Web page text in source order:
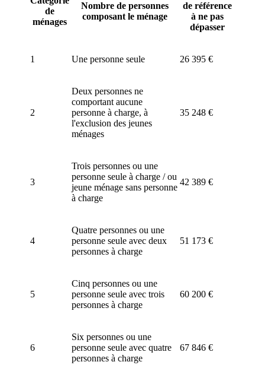
de
ménages
Nombre de personnes
composant le ménage
de référence
à ne pas
dépasser
1 Une personne seule 26 395 €
2
Deux personnes ne
comportant aucune
personne à charge, à
l'exclusion des jeunes
ménages
35 248 €
3
Trois personnes ou une
personne seule à charge / ou
jeune ménage sans personne
à charge
42 389 €
4
Quatre personnes ou une
personne seule avec deux
personnes à charge
51 173 €
5
Cinq personnes ou une
personne seule avec trois
personnes à charge
60 200 €
6
Six personnes ou une
personne seule avec quatre
personnes à charge
67 846 €